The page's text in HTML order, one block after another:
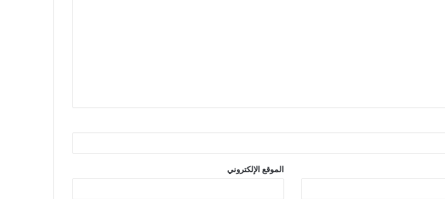
الموقع الإلكتروني